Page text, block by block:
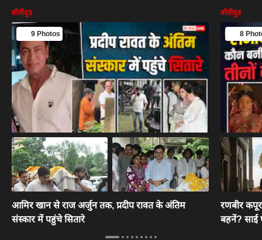
बॉलीवुड
9 Photos
आमिर खान से राज अर्जुन तक, प्रदीप रावत के अंतिम
संस्कार में पहुंचे सितारे
बॉलीवुड
8
रणबीर कपूर
बहनें? साई